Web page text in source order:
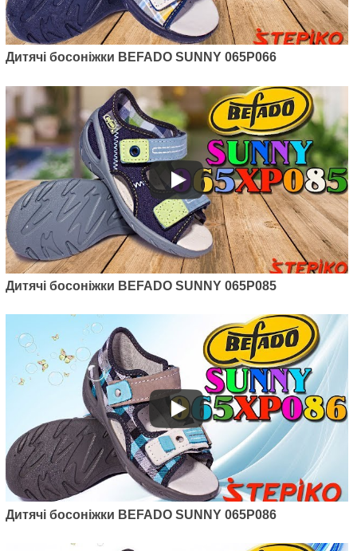
Дитячі босоніжки BEFADO SUNNY 065P066
Дитячі босоніжки BEFADO SUNNY 065P085
Дитячі босоніжки BEFADO SUNNY 065P086